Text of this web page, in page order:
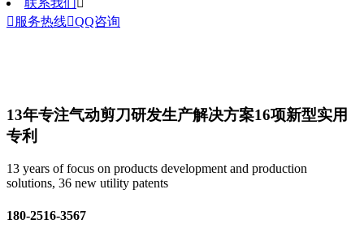
 服务热线QQ咨询
13年专注气动剪刀研发生产解决方案16项新型实用
专利
13 years of focus on products development and production
solutions, 36 new utility patents
180-2516-3567